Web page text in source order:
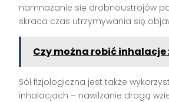
namnażanie się drobnoustrojów
skraca czas utrzymywania się
Czy można robić inhalacje
Sól fizjologiczna jest także
inhalacjach – nawilżanie drogą